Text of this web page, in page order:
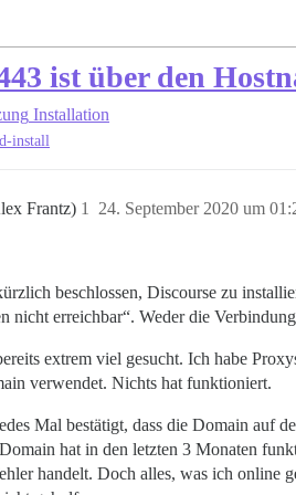
ist über den
Installation
install
Frantz) 24. September 2020 um
1
beschlossen, Discourse zu
nicht erreichbar“. Weder die
extrem viel gesucht. Ich habe
verwendet. Nichts hat funktioniert.
Mal bestätigt, dass die Domain auf
hat in den letzten 3 Monaten
handelt. Doch alles, was ich online